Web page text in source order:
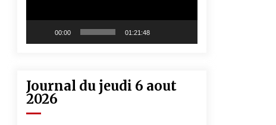
00:00 01:21:48
Journal du jeudi 6 aout
2026